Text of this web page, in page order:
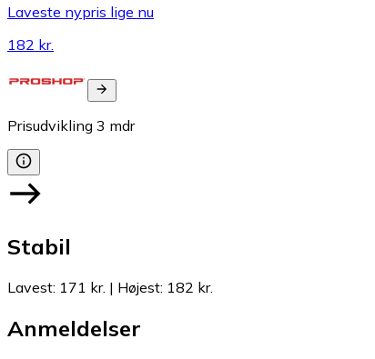
Laveste nypris lige nu
182 kr.
Prisudvikling 3 mdr
Stabil
Lavest: 171 kr. | Højest: 182 kr.
Anmeldelser